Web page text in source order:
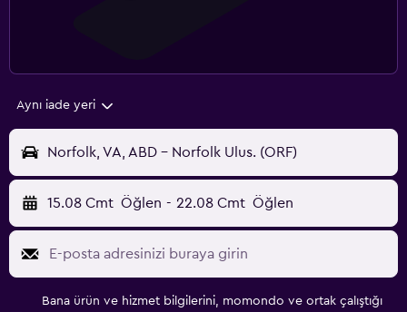
Aynı iade yeri
Norfolk, VA, ABD - Norfolk Ulus. (ORF)
15.08 Cmt Öğlen - 22.08 Cmt Öğlen
Bana ürün ve hizmet bilgilerini, momondo ve ortak çalıştığı